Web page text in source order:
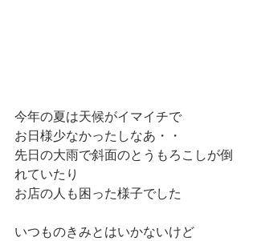
今年の夏は天候がイマイチで
お日様少なかったしなあ・・
先日の大雨で斜面のとうもろこしが倒
れていたり
お店の人も困った様子でした
いつものきみとはいかないけど